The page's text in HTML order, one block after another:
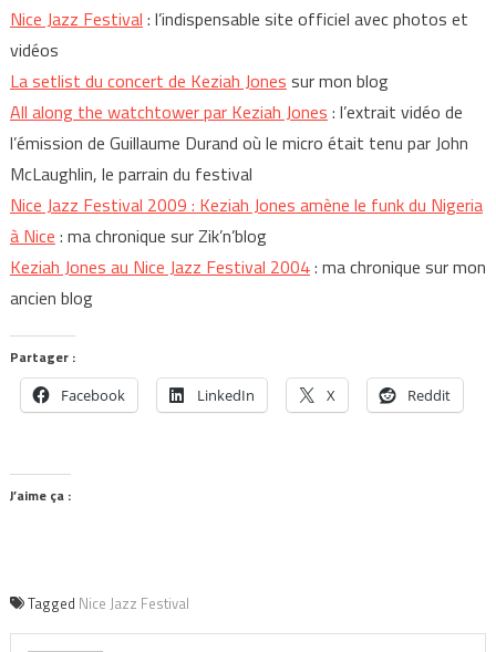
Nice Jazz Festival : l’indispensable site officiel avec photos et
vidéos
La setlist du concert de Keziah Jones sur mon blog
All along the watchtower par Keziah Jones : l’extrait vidéo de
l’émission de Guillaume Durand où le micro était tenu par John
McLaughlin, le parrain du festival
Nice Jazz Festival 2009 : Keziah Jones amène le funk du Nigeria
à Nice : ma chronique sur Zik’n’blog
Keziah Jones au Nice Jazz Festival 2004: ma chronique sur mon
ancien blog
Partager :
Facebook LinkedIn X Reddit
J’aime ça :
Tagged Nice Jazz Festival